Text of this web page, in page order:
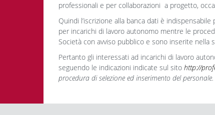
professionali e per collaborazioni a progetto,
Quindi l’iscrizione alla banca dati è
per incarichi di lavoro autonomo mentre le
Società con avviso pubblico e sono inserite nella
Pertanto gli interessati ad incarichi di lavoro
seguendo le indicazioni indicate sul sito http://
procedura di selezione ed inserimento del personale.